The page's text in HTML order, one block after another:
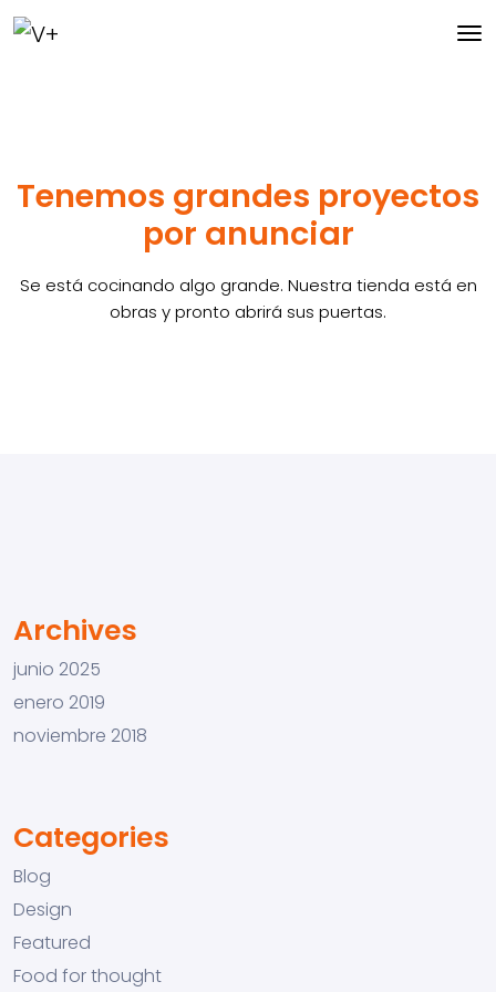
Tenemos grandes proyectos
por anunciar
Se está cocinando algo grande. Nuestra tienda está en
obras y pronto abrirá sus puertas.
Archives
junio 2025
enero 2019
noviembre 2018
Categories
Blog
Design
Featured
Food for thought